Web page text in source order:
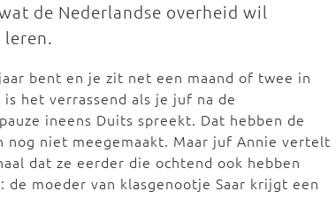
de Nederlandse overheid wil
leren.
bent en je zit net een maand of twee in
is het verrassend als je juf na de
ineens Duits spreekt. Dat hebben de
nog niet meegemaakt. Maar juf Annie vertelt
dat ze eerder die ochtend ook hebben
de moeder van klasgenootje Saar krijgt een